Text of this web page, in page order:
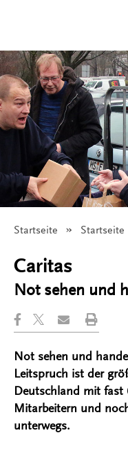
Startseite Startseite
Caritas
Not sehen und
Not sehen und
Leitspruch ist der
Deutschland mit fast
Mitarbeitern und
unterwegs.